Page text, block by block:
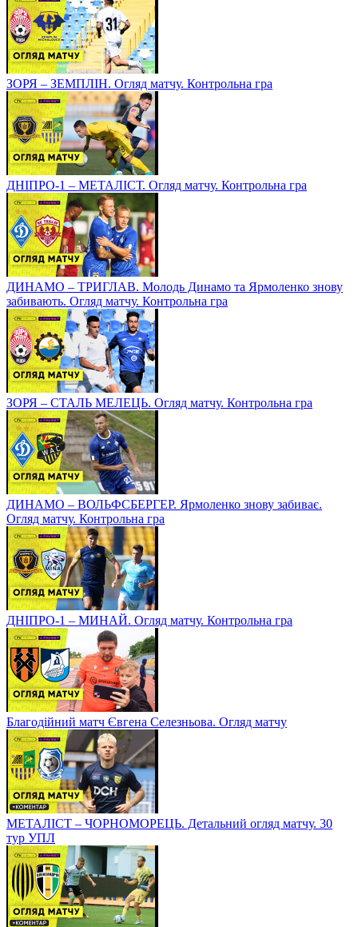
ЗОРЯ – ЗЕМПЛІН. Огляд матчу. Контрольна гра
ДНІПРО-1 – МЕТАЛІСТ. Огляд матчу. Контрольна гра
ДИНАМО – ТРИГЛАВ. Молодь Динамо та Ярмоленко знову
забивають. Огляд матчу. Контрольна гра
ЗОРЯ – СТАЛЬ МЕЛЕЦЬ. Огляд матчу. Контрольна гра
ДИНАМО – ВОЛЬФСБЕРГЕР. Ярмоленко знову забиває.
Огляд матчу. Контрольна гра
ДНІПРО-1 – МИНАЙ. Огляд матчу. Контрольна гра
Благодійний матч Євгена Селезньова. Огляд матчу
МЕТАЛІСТ – ЧОРНОМОРЕЦЬ. Детальний огляд матчу. 30
тур УПЛ